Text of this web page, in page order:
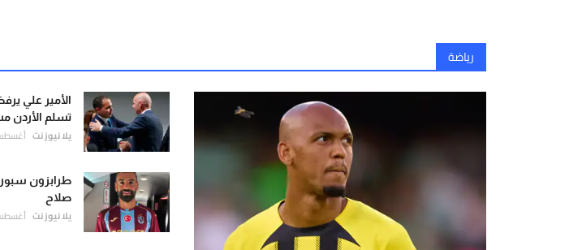
رياضة
الأمير علي
تسلم الأردن
يلا نيوز نت أغسطس 6,
طرابزون
صلاح
يلا نيوز نت أغسطس 5,